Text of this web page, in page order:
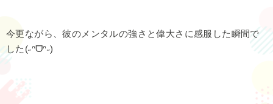
今更ながら、彼のメンタルの強さと偉大さに感服した瞬間で
した(˶ᐢᗜᐢ˶)